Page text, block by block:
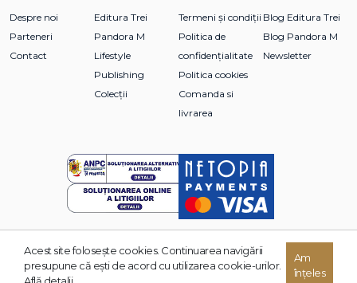
Despre noi
Parteneri
Contact
Editura Trei
Pandora M
Lifestyle
Publishing
Colecții
Termeni și condiții
Politica de
confidențialitate
Politica cookies
Comanda si
livrarea
Blog Editura Trei
Blog Pandora M
Newsletter
© 2026 Grupul Editorial TREI. Toate drepturile rezervate.
Acest site foloseşte cookies. Continuarea navigării
presupune că eşti de acord cu utilizarea cookie-urilor.
Află detalii.
Am
înțeles